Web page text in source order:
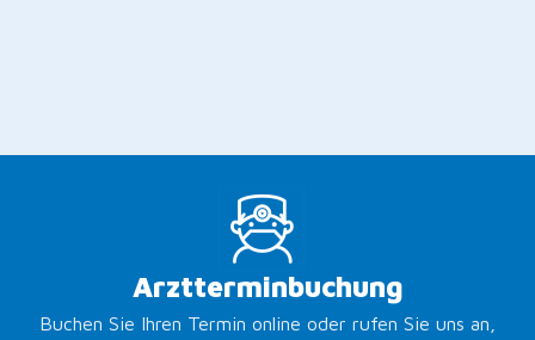
Arztterminbuchung
Buchen Sie Ihren Termin online oder rufen Sie uns an,